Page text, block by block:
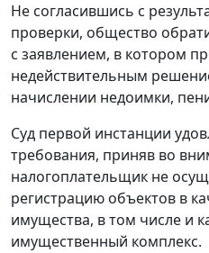
Не согласившись с
проверки, общество
с заявлением, в котором
недействительным
начислении недоимки,
Суд первой инстанции
требования, приняв во
налогоплательщик не
регистрацию объектов в
имущества, в том числе и
имущественный комплекс.